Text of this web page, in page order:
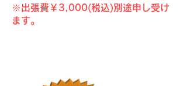
※出張費￥3,000(税込)別途申し受け
ます。